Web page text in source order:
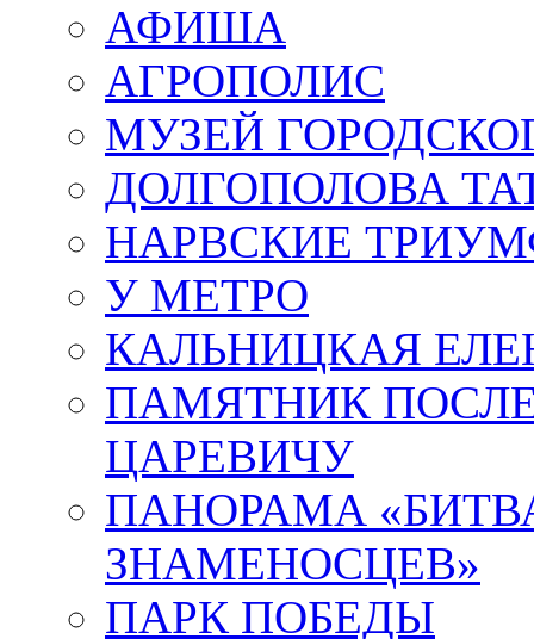
АФИША
АГРОПОЛИС
МУЗЕЙ
ДОЛГОПОЛОВА
НАРВСКИЕ
У МЕТРО
КАЛЬНИЦКАЯ
ПАМЯТНИК
ЦАРЕВИЧУ
ПАНОРАМА
ЗНАМЕНОСЦЕВ»
ПАРК ПОБЕДЫ